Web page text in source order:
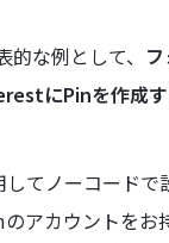
な例として、
にPinを作成
てノーコードで
アカウントをお